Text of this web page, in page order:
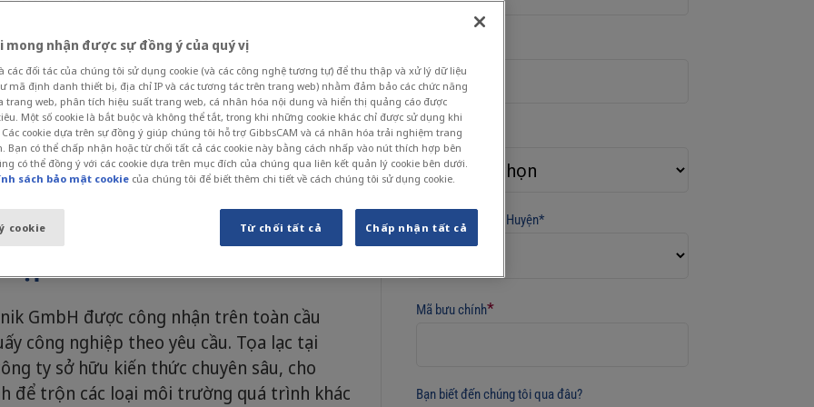
thuật Trợ lý, MUT-Tschamber
khí có trụ sở tại Wehr, Đức, đã áp dụng
Coromant kết hợp với giải pháp
đánh giá so sánh kỹ lưỡng, rõ ràng là
kể về năng suất, và chỉ trong vòng
mới.
GmbH được công nhận trên toàn cầu
công nghiệp theo yêu cầu. Tọa lạc tại
ty sở hữu kiến thức chuyên sâu, cho
để trộn các loại môi trường quá trình khác
Quốc gia
Tỉnh/Thành phố/Huyện*
Mã bưu chính*
Bạn biết đến chúng tôi qua đâu?
mong nhận được sự đồng ý của quý vị
các đối tác của chúng tôi sử dụng cookie (và các công nghệ tương tự) để thu thập và xử lý dữ liệu
mã định danh thiết bị, địa chỉ IP và các tương tác trên trang web) nhằm đảm bảo các chức năng
trang web, phân tích hiệu suất trang web, cá nhân hóa nội dung và hiển thị quảng cáo được
Một số cookie là bắt buộc và không thể tắt, trong khi những cookie khác chỉ được sử dụng khi
cookie dựa trên sự đồng ý giúp chúng tôi hỗ trợ GibbsCAM và cá nhân hóa trải nghiệm trang
Bạn có thể chấp nhận hoặc từ chối tất cả các cookie này bằng cách nhấp vào nút thích hợp bên
có thể đồng ý với các cookie dựa trên mục đích của chúng qua liên kết quản lý cookie bên dưới.
sách bảo mật cookie của chúng tôi để biết thêm chi tiết về cách chúng tôi sử dụng cookie.
cookie Từ chối tất cả Chấp nhận tất cả